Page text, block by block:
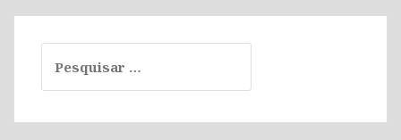
por: